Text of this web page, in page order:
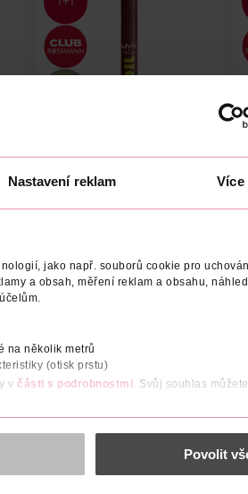
Nastavení reklam Více
jako např. souborů cookie pro
a obsah, měření reklam a obsahu,
na několik metrů
(otisk prstu)
v části s podrobnostmi. Svůj souhlas
návštěvnosti, které mohou nést osobní
Povolit
Balzám na rty Fat Oil Slick
DO KOŠÍKU
rozzáří a omladí. Okamžitě
jemné linky a vrásky. Postupem